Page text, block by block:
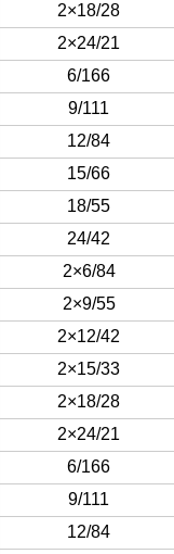
2×18/28
2×24/21
6/166
9/111
12/84
15/66
18/55
24/42
2×6/84
2×9/55
2×12/42
2×15/33
2×18/28
2×24/21
6/166
9/111
12/84